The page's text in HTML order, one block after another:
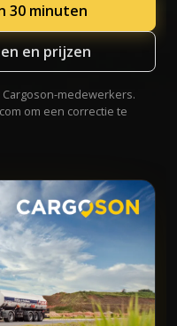
30 minuten
en prijzen
medewerkers.
om een correctie te